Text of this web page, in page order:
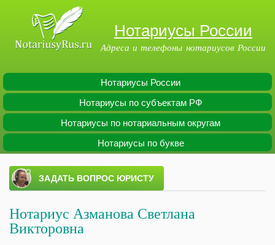
основному
содержанию
Нотариусы России
Адреса и телефоны нотариусов России
Main menu
Нотариусы России
Нотариусы по субъектам РФ
Нотариусы по нотариальным округам
Нотариусы по букве
Нотариус Азманова Светлана
Викторовна